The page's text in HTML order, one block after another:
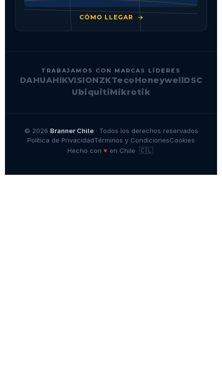
CÓMO LLEGAR
TRABAJAMOS CON MARCAS LÍDERES
DAHUAHIKVISIONZKTecoHoneywellDSC
UbiquitiMikrotik
© 2026 Branner Chile· Todos los derechos reservados
Política de PrivacidadTérminos y CondicionesCookies
Hecho con ♥en Chile 🇨🇱